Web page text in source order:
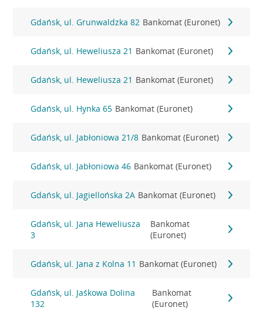
Gdańsk, ul. Grunwaldzka 82 Bankomat (Euronet)
Gdańsk, ul. Heweliusza 21 Bankomat (Euronet)
Gdańsk, ul. Heweliusza 21 Bankomat (Euronet)
Gdańsk, ul. Hynka 65 Bankomat (Euronet)
Gdańsk, ul. Jabłoniowa 21/8 Bankomat (Euronet)
Gdańsk, ul. Jabłoniowa 46 Bankomat (Euronet)
Gdańsk, ul. Jagiellońska 2A Bankomat (Euronet)
Gdańsk, ul. Jana Heweliusza
3
Bankomat
(Euronet)
Gdańsk, ul. Jana z Kolna 11 Bankomat (Euronet)
Gdańsk, ul. Jaśkowa Dolina
132
Bankomat
(Euronet)